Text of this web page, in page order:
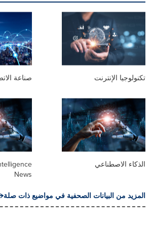
تكنولوجيا الإنترنت صناعة
الذكاء الاصطناعي
News
المزيد من البيانات الصحفية في مواضيع ذات صلة